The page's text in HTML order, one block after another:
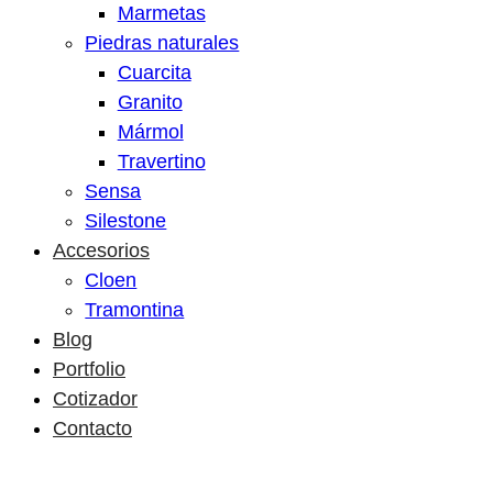
Marmetas
Piedras naturales
Cuarcita
Granito
Mármol
Travertino
Sensa
Silestone
Accesorios
Cloen
Tramontina
Blog
Portfolio
Cotizador
Contacto